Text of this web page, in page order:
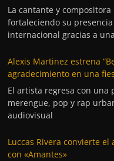
La cantante y compositora
fortaleciendo su
internacional gracias a
Alexis Martinez estrena
agradecimiento en una
El artista regresa con
merengue, pop y rap
audiovisual
Luccas Rivera convierte
con «Amantes»